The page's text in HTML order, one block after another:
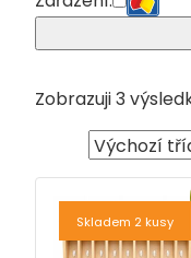
Zobrazuji 3
Skladem 2 kusy